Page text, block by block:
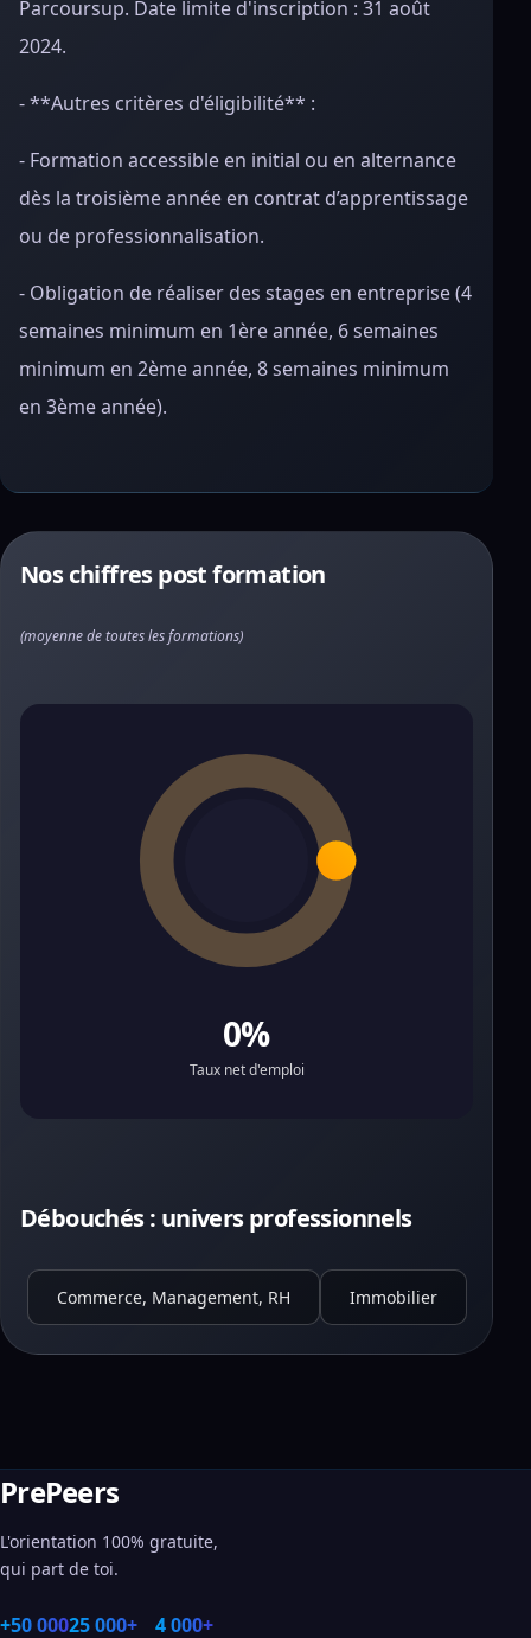
Parcoursup. Date limite d'inscription : 31 août
2024.
- **Autres critères d'éligibilité** :
- Formation accessible en initial ou en alternance
dès la troisième année en contrat d’apprentissage
ou de professionnalisation.
- Obligation de réaliser des stages en entreprise (4
semaines minimum en 1ère année, 6 semaines
minimum en 2ème année, 8 semaines minimum
en 3ème année).
Nos chiffres post formation
(moyenne de toutes les formations)
0%
Taux net d'emploi
Débouchés : univers professionnels
Commerce, Management, RH Immobilier
PrePeers
L'orientation 100% gratuite,
qui part de toi.
+50 00025 000+ 4 000+